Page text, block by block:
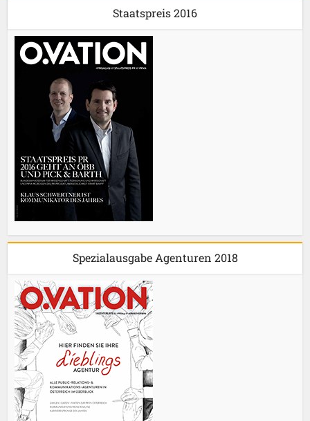
Staatspreis 2016
Spezialausgabe Agenturen 2018